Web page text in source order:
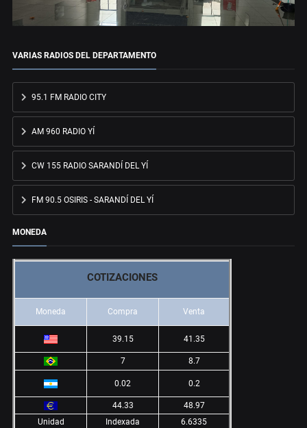
VARIAS RADIOS DEL DEPARTAMENTO
95.1 FM RADIO CITY
AM 960 RADIO YÍ
CW 155 RADIO SARANDÍ DEL YÍ
FM 90.5 OSIRIS - SARANDÍ DEL YÍ
MONEDA
COTIZACIONES
Moneda Compra Venta
39.15 41.35
7 8.7
0.02 0.2
44.33
48.97
Unidad
Indexada 6.6335